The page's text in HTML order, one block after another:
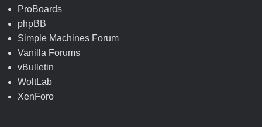
ProBoards
phpBB
Simple Machines Forum
Vanilla Forums
vBulletin
WoltLab
XenForo